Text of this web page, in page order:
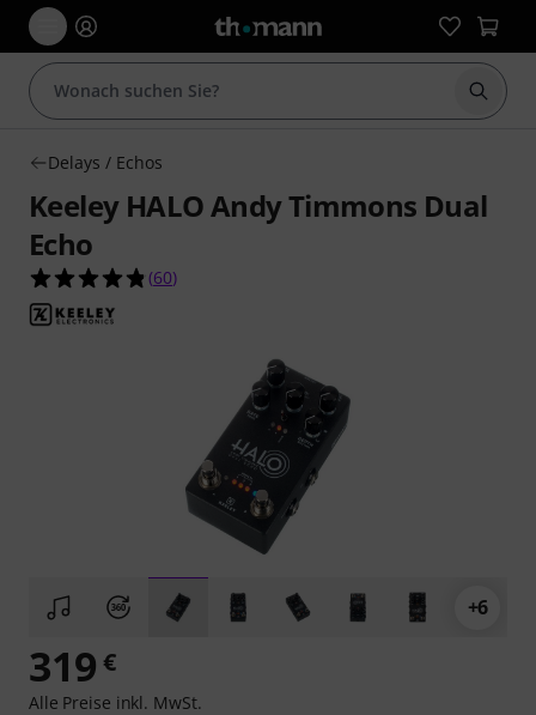
Suche
Delays / Echos
Keeley HALO Andy Timmons Dual
Echo
4.8 von 5 Sternen aus 60 Kundenbewertungen
(60)
+6
319 €
Alle Preise inkl. MwSt.